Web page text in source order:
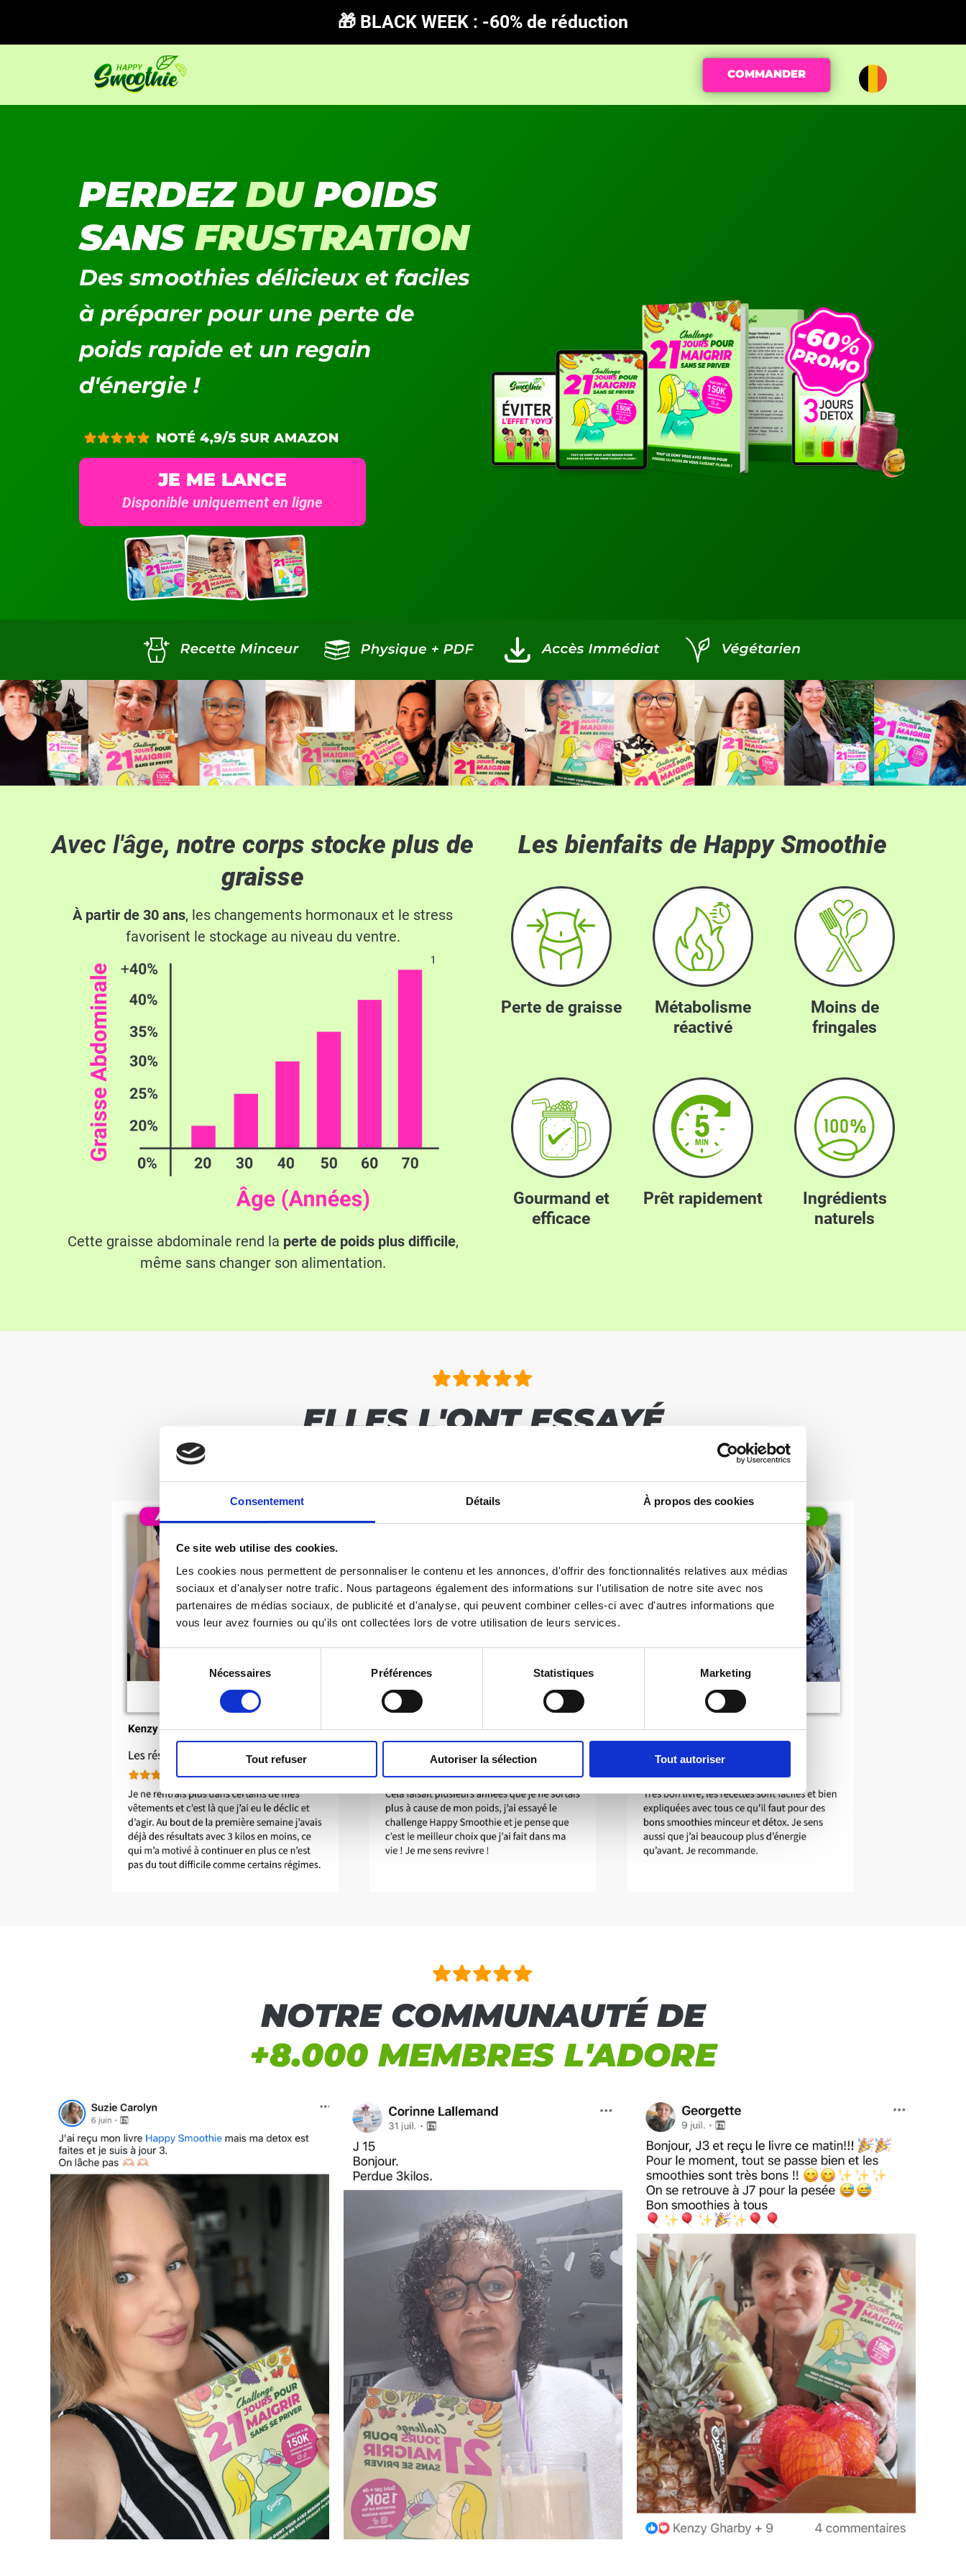
Consentement Détails À propos des cookies
Ce site web utilise des cookies.
Les cookies nous permettent de personnaliser le contenu et les annonces, d'offrir des fonctionnalités relatives aux médias
sociaux et d'analyser notre trafic. Nous partageons également des informations sur l'utilisation de notre site avec nos
partenaires de médias sociaux, de publicité et d'analyse, qui peuvent combiner celles-ci avec d'autres informations que
vous leur avez fournies ou qu'ils ont collectées lors de votre utilisation de leurs services.
Sélection
consentement
Nécessaires Préférences Statistiques Marketing
Tout refuser Autoriser la sélection Tout autoriser
🎁 BLACK WEEK : -60% de réduction
COMMANDER
PERDEZDUPOIDS
SANS FRUSTRATION
Des smoothies délicieux et faciles
à préparer pour une perte de
poids rapide et un regain
d'énergie !
JE ME LANCE
Disponible uniquement en ligne
Avec l'âge, notre corps stocke plus de
graisse
À partir de 30 ans, les changements hormonaux et le stress
favorisent le stockage au niveau du ventre.
Cette graisse abdominale rend la perte de poids plus difficile,
même sans changer son alimentation.
Les bienfaits de Happy Smoothie
Perte de graisse
Métabolisme
réactivé
Moins de
fringales
Gourmand et
efficace
Prêt rapidement
Ingrédients
naturels
ELLES L'ONT ESSAYÉ
ET VOICI LEURS RÉSULTATS
NOTRE COMMUNAUTÉ DE
+8.000 MEMBRES L'ADORE